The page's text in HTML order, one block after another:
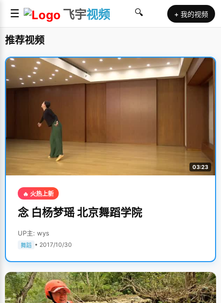
☰ 飞宇视频 🔍 + 我的视频
推荐视频
03:23
🔥 火热上新
念 白杨梦瑶 北京舞蹈学院
UP主: wys
舞蹈 • 2017/10/30